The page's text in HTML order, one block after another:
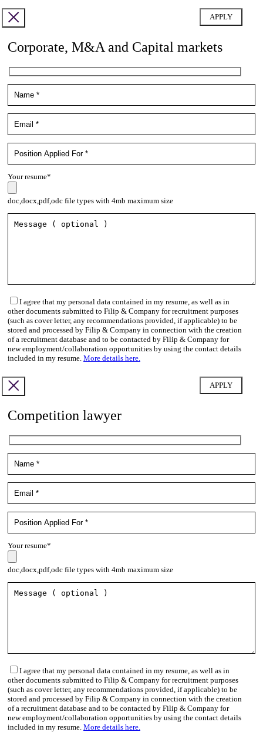
Corporate, M&A and Capital markets
Your resume*
doc,docx,pdf,odc file types with 4mb maximum size
I agree that my personal data contained in my resume, as well as in
other documents submitted to Filip & Company for recruitment purposes
(such as cover letter, any recommendations provided, if applicable) to be
stored and processed by Filip & Company in connection with the creation
of a recruitment database and to be contacted by Filip & Company for
new employment/collaboration opportunities by using the contact details
included in my resume. More details here.
Competition lawyer
Your resume*
doc,docx,pdf,odc file types with 4mb maximum size
I agree that my personal data contained in my resume, as well as in
other documents submitted to Filip & Company for recruitment purposes
(such as cover letter, any recommendations provided, if applicable) to be
stored and processed by Filip & Company in connection with the creation
of a recruitment database and to be contacted by Filip & Company for
new employment/collaboration opportunities by using the contact details
included in my resume. More details here.